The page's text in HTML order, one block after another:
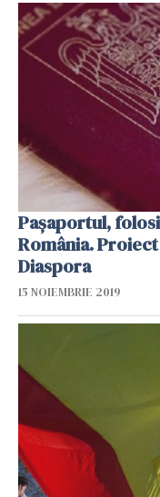
Pașaportul,
România.
Diaspora
15 NOIEMBRIE 2019